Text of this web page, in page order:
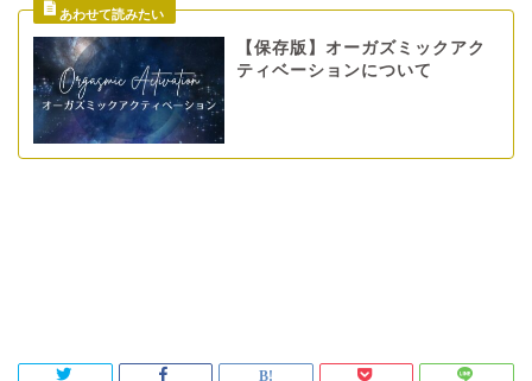
【保存版】オーガズミックアク
ティベーションについて